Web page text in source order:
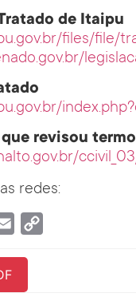
de Itaipu
files/file/
revisou
redes:
Email